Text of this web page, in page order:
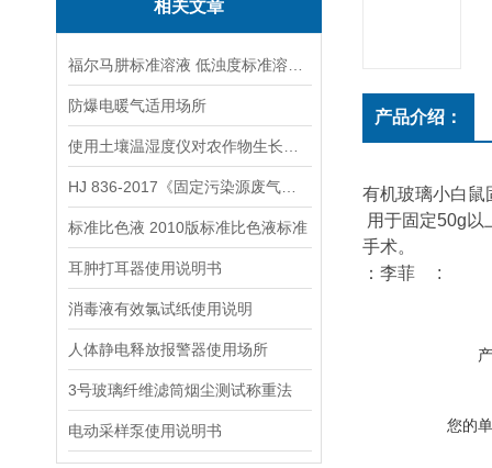
相关文章
防爆电暖气适用场所
标准比色液 2010版标准比色液标准
耳肿打耳器使用说明书
消毒液有效氯试纸使用说明
人体静电释放报警器使用场所
3号玻璃纤维滤筒烟尘测试称重法
电动采样泵使用说明书
产品介绍：
有机玻璃小白
用于固定50g以
手术。
：李菲 :
您的